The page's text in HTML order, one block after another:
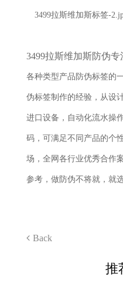
3499拉斯维加斯标签-
3499拉斯维加斯防伪
各种类型产品防伪标签的
伪标签制作的经验，从设
进口设备，自动化流水操
码，可满足不同产品的个
场，全网各行业优秀合作
参考，做防伪不将就，就
Back
推